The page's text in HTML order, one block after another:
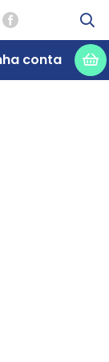
conta